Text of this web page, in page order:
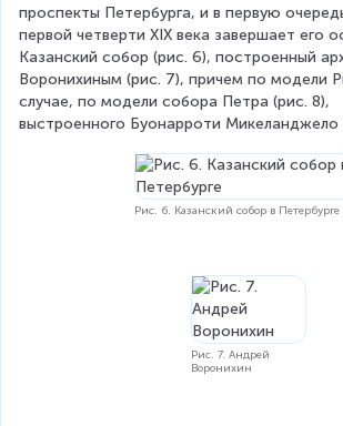
проспекты Петербурга, и в первую
первой четверти XIX века завершает его
Казанский собор (рис. 6), построенный
Воронихиным (рис. 7), причем по модели
случае, по модели собора Петра (рис. 8),
выстроенного Буонарроти Микеланджело
Рис. 6. Казанский собор в Петербурге
Рис. 7. Андрей
Воронихин